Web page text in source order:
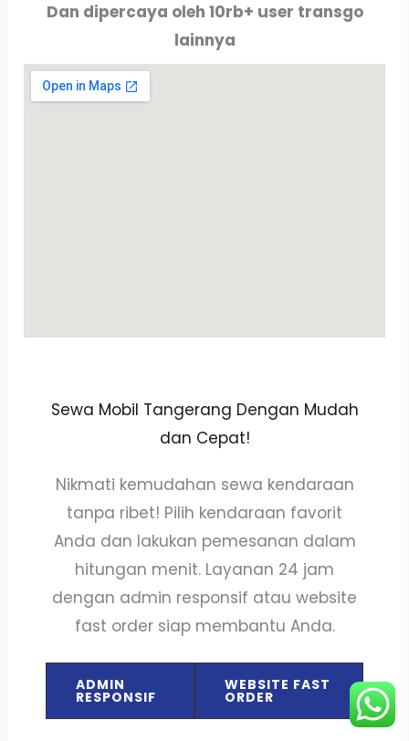
Dan dipercaya oleh 10rb+ user transgo
lainnya
Sewa Mobil Tangerang Dengan Mudah
dan Cepat!
Nikmati kemudahan sewa kendaraan
tanpa ribet! Pilih kendaraan favorit
Anda dan lakukan pemesanan dalam
hitungan menit. Layanan 24 jam
dengan admin responsif atau website
fast order siap membantu Anda.
ADMIN
RESPONSIF
WEBSITE FAST
ORDER